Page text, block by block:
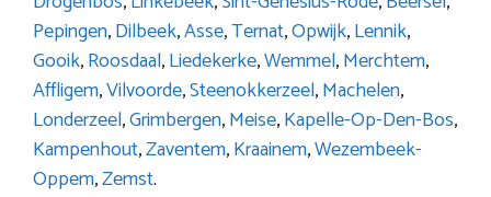
Pepingen,Dilbeek,Asse,Ternat,Opwijk,Lennik,
Gooik,Roosdaal,Liedekerke,Wemmel,Merchtem,
Affligem,Vilvoorde,Steenokkerzeel,Machelen,
Londerzeel,Grimbergen,Meise,Kapelle-Op-Den-Bos,
Kampenhout,Zaventem,Kraainem,Wezembeek-
Oppem,Zemst.